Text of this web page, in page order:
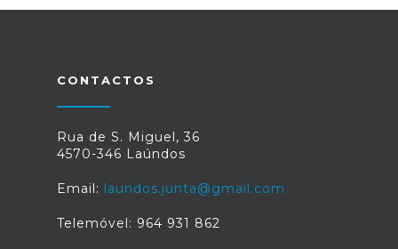
CONTACTOS
Rua de S. Miguel, 36
4570-346 Laúndos
Email: laundos.junta@gmail.com
Telemóvel: 964 931 862